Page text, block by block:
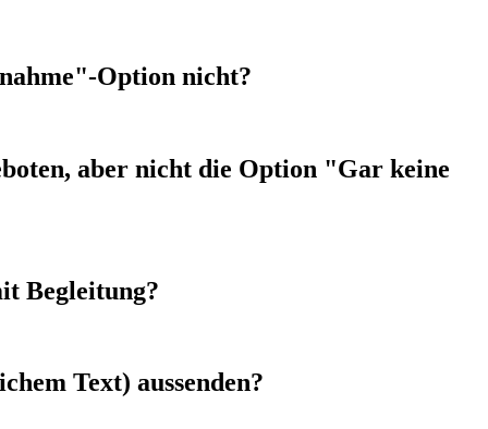
Option nicht?
aber nicht die Option "Gar keine
Begleitung?
Text) aussenden?